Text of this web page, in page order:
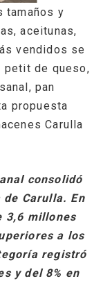
tamaños y
aceitunas,
vendidos se
petit de queso,
pan
propuesta
Carulla
consolidó
Carulla. En
3,6 millones
a los
registró
y del 8% en